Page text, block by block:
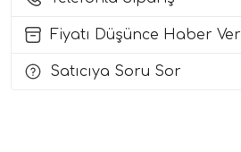
Fiyatı Düşünce Haber Ver
Satıcıya Soru Sor